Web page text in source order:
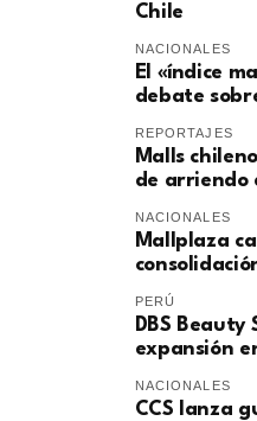
Chile
NACIONALES
El «índice
debate
REPORTAJES
Malls
de arriendo
NACIONALES
Mallplaza
PERÚ
DBS Beauty
expansión
NACIONALES
CCS lanza